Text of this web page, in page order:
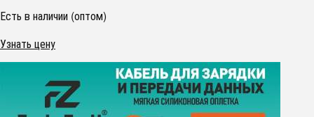
Есть в наличии (оптом)
Узнать цену